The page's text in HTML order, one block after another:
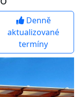
Denně
aktualizované
termíny